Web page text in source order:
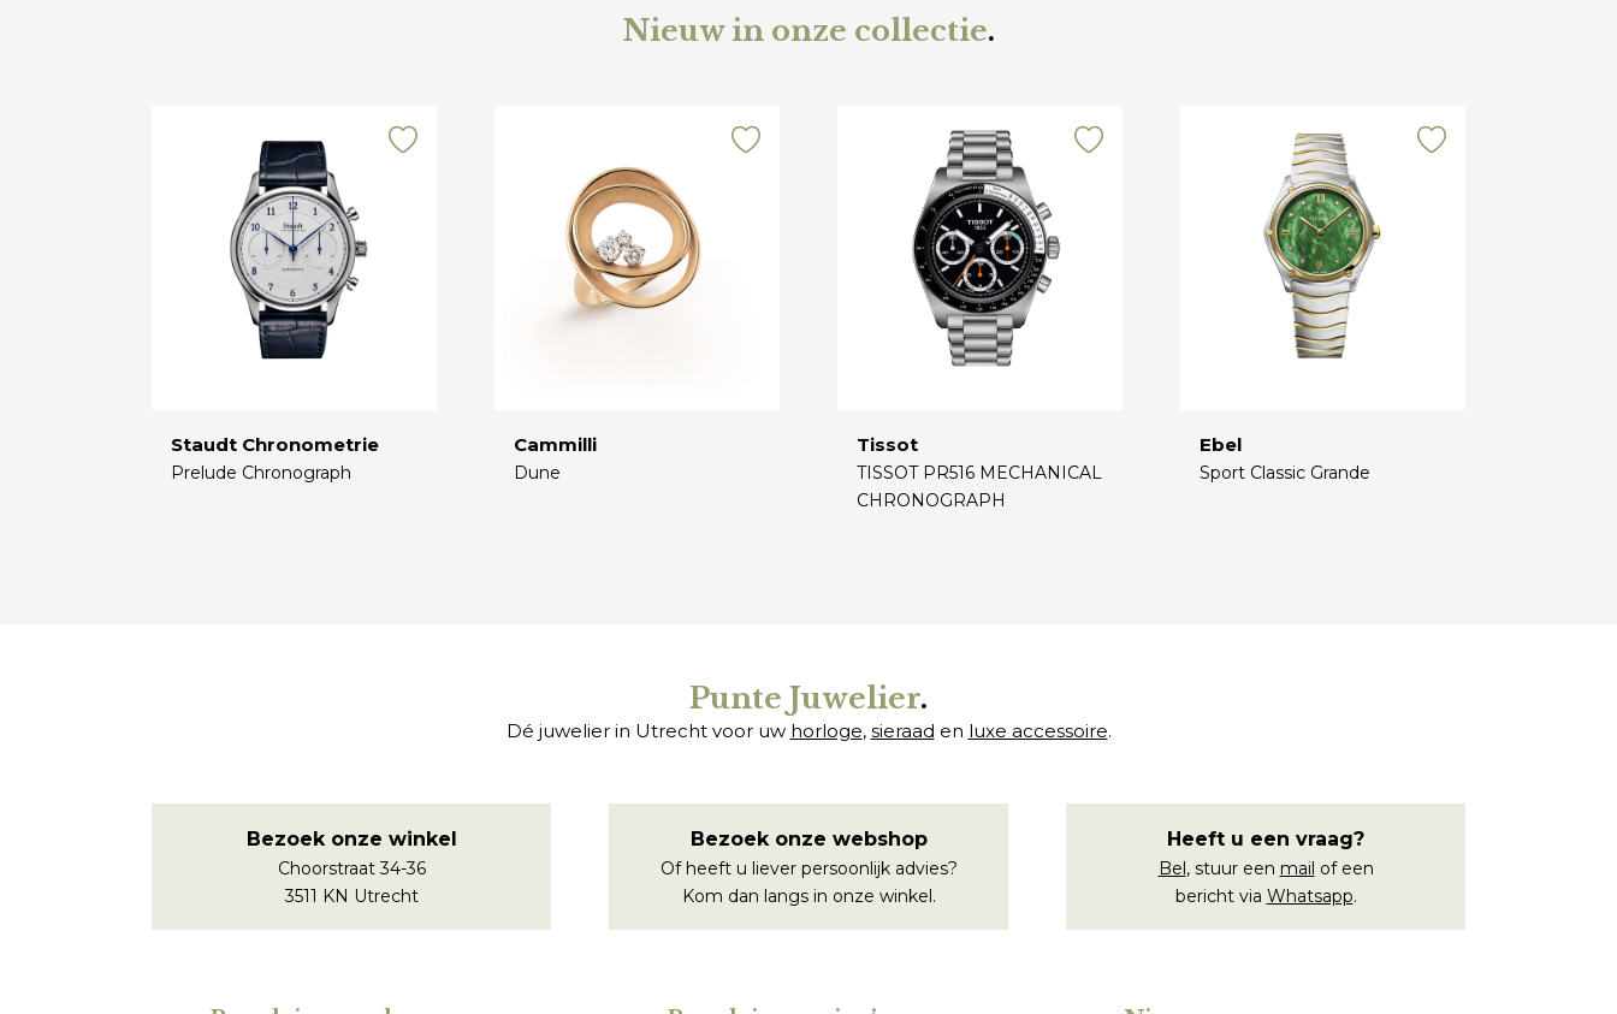
Nieuw in onze collectie.
Staudt Chronometrie
Prelude Chronograph
Cammilli
Dune
Tissot
TISSOT PR516 MECHANICAL
CHRONOGRAPH
Ebel
Sport Classic Grande
Punte Juwelier.
Dé juwelier in Utrecht voor uw horloge, sieraad en luxe accessoire.
Bezoek onze winkel
Choorstraat 34-36
3511 KN Utrecht
Bezoek onze webshop
Of heeft u liever persoonlijk advies?
Kom dan langs in onze winkel.
Heeft u een vraag?
Bel, stuur een mail of een
bericht via Whatsapp.